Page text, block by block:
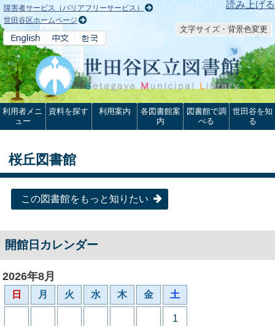
本文へ 読み上げる
障害者サービス（バリアフリーサービス）
世田谷区ホームページ
文字サイズ・背景色変更
利用者メニ
ュー
資料を探す 利用案内
各図書館案
内
図書館で調
べる
世田谷を知
る
桜丘図書館
この図書館をもっと知りたい
開館日カレンダー
2026年8月
日 月 火 水 木 金 土
1